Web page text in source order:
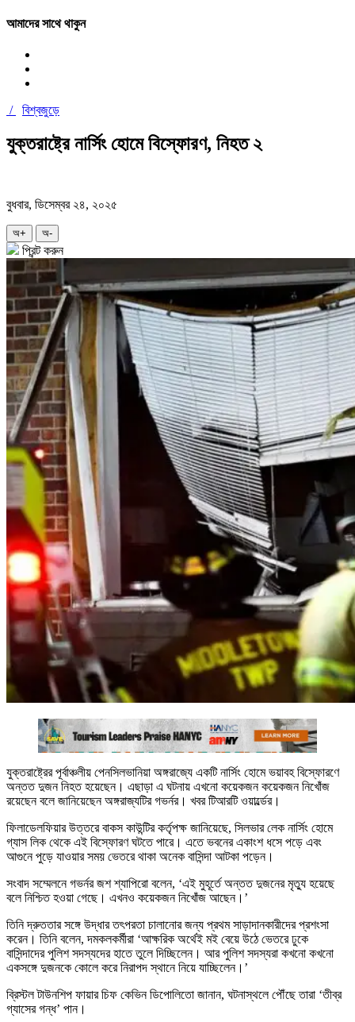
আমাদের সাথে থাকুন
/ বিশ্বজুড়ে
যুক্তরাষ্ট্রে নার্সিং হোমে বিস্ফোরণ, নিহত ২
বুধবার, ডিসেম্বর ২৪, ২০২৫
অ+ অ-
প্রিন্ট করুন
যুক্তরাষ্ট্রের পূর্বাঞ্চলীয় পেনসিলভানিয়া অঙ্গরাজ্যে একটি নার্সিং হোমে ভয়াবহ বিস্ফোরণে
অন্তত দুজন নিহত হয়েছেন। এছাড়া এ ঘটনায় এখনো কয়েকজন কয়েকজন নিখোঁজ
রয়েছেন বলে জানিয়েছেন অঙ্গরাজ্যটির গভর্নর। খবর টিআরটি ওয়ার্ল্ডের।
ফিলাডেলফিয়ার উত্তরে বাকস কাউন্টির কর্তৃপক্ষ জানিয়েছে, সিলভার লেক নার্সিং হোমে
গ্যাস লিক থেকে এই বিস্ফোরণ ঘটতে পারে। এতে ভবনের একাংশ ধসে পড়ে এবং
আগুনে পুড়ে যাওয়ার সময় ভেতরে থাকা অনেক বাসিন্দা আটকা পড়েন।
সংবাদ সম্মেলনে গভর্নর জশ শ্যাপিরো বলেন, ‘এই মুহূর্তে অন্তত দুজনের মৃত্যু হয়েছে
বলে নিশ্চিত হওয়া গেছে। এখনও কয়েকজন নিখোঁজ আছেন।’
তিনি দ্রুততার সঙ্গে উদ্ধার তৎপরতা চালানোর জন্য প্রথম সাড়াদানকারীদের প্রশংসা
করেন। তিনি বলেন, দমকলকর্মীরা ‘আক্ষরিক অর্থেই মই বেয়ে উঠে ভেতরে ঢুকে
বাসিন্দাদের পুলিশ সদস্যদের হাতে তুলে দিচ্ছিলেন। আর পুলিশ সদস্যরা কখনো কখনো
একসঙ্গে দুজনকে কোলে করে নিরাপদ স্থানে নিয়ে যাচ্ছিলেন।’
ব্রিস্টল টাউনশিপ ফায়ার চিফ কেভিন ডিপোলিতো জানান, ঘটনাস্থলে পৌঁছে তারা ‘তীব্র
গ্যাসের গন্ধ’ পান।